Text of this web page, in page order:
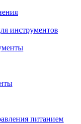
инструментов
питанием